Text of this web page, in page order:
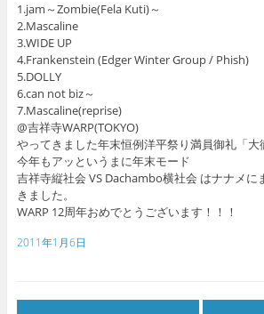
1.jam～Zombie(Fela Kuti)～
2.Mascaline
3.WIDE UP
4.Frankenstein (Edger Winter Group / Phish)
5.DOLLY
6.can not biz～
7.Mascaline(reprise)
@吉祥寺WARP(TOKYO)
やってきました年末恒例洋平祭り満員御礼「大
今年もアッというまに年末モード
吉祥寺縦社会 VS Dachambo横社会 はナナメに
きました。
WARP 12周年おめでとうございます！！！
2011年1月6日